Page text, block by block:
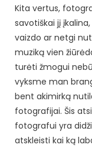
Kita vertus,
savotiškai jį
vaizdo ar netgi
muziką vien
turėti žmogui
vyksme man
bent akimirką
fotografijai. Šis
fotografui yra
atskleisti kai ką